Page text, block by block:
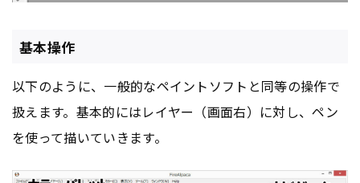
基本操作
以下のように、一般的なペイントソフトと同等の操作で
扱えます。基本的にはレイヤー（画面右）に対し、ペン
を使って描いていきます。